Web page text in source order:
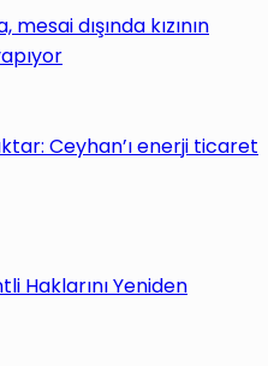
dışında kızının
Ceyhan’ı enerji ticaret
Haklarını Yeniden